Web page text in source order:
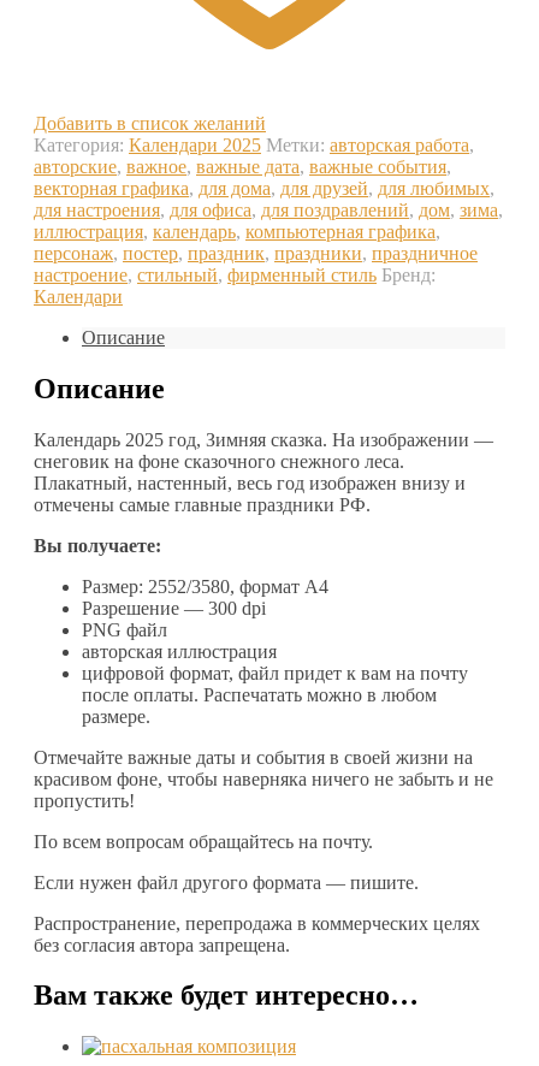
Добавить в список желаний
Категория: Календари 2025 Метки: авторская работа,
авторские, важное, важные дата, важные события,
векторная графика, для дома, для друзей, для любимых,
для настроения, для офиса, для поздравлений, дом, зима,
иллюстрация, календарь, компьютерная графика,
персонаж, постер, праздник, праздники, праздничное
настроение, стильный, фирменный стиль Бренд:
Календари
Описание
Описание
Календарь 2025 год, Зимняя сказка. На изображении —
снеговик на фоне сказочного снежного леса.
Плакатный, настенный, весь год изображен внизу и
отмечены самые главные праздники РФ.
Вы получаете:
Размер: 2552/3580, формат А4
Разрешение — 300 dpi
PNG файл
авторская иллюстрация
цифровой формат, файл придет к вам на почту
после оплаты. Распечатать можно в любом
размере.
Отмечайте важные даты и события в своей жизни на
красивом фоне, чтобы наверняка ничего не забыть и не
пропустить!
По всем вопросам обращайтесь на почту.
Если нужен файл другого формата — пишите.
Распространение, перепродажа в коммерческих целях
без согласия автора запрещена.
Вам также будет интересно…